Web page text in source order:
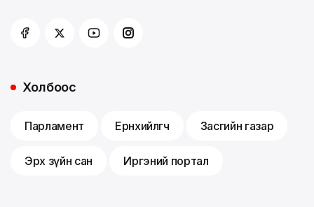
Холбоос
Парламент Ерөнхийлөгч Засгийн газар
Эрх зүйн сан Иргэний портал